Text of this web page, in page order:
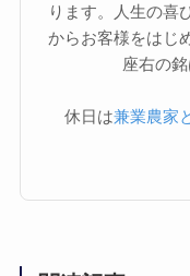
ります。人生の喜
からお客様をはじ
座右の
休日は兼業農家